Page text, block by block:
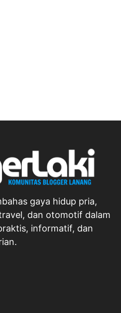
gaya hidup pria,
dan otomotif dalam
informatif, dan